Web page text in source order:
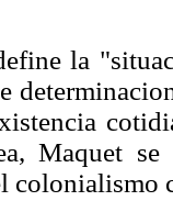
la
Maquet
colonialismo